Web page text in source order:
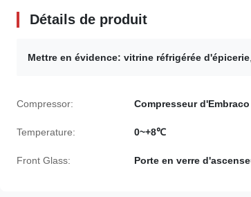
Détails de produit
Mettre en évidence: vitrine réfrigérée d'épicerie
Compressor: Compresseur d'Embraco
Temperature: 0~+8℃
Front Glass: Porte en verre